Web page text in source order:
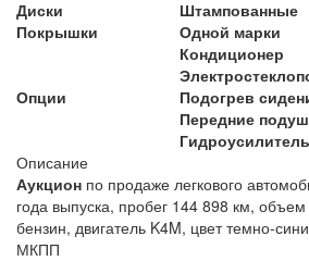
Диски
Штампованные
Покрышки
Одной марки
Опции
Кондиционер
Подогрев
Передние
Гидроусилитель
Описание
Аукцион по продаже легкового
года выпуска, пробег 144 898 км,
бензин, двигатель K4M, цвет темно-